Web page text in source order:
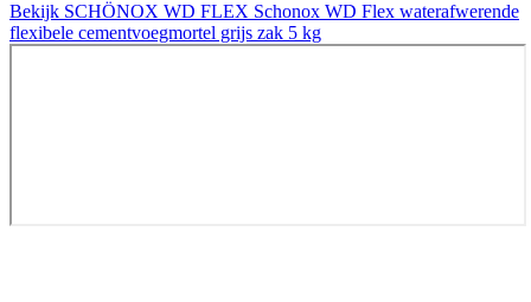
Bekijk SCHÖNOX WD FLEX Schonox WD Flex waterafwerende
flexibele cementvoegmortel grijs zak 5 kg